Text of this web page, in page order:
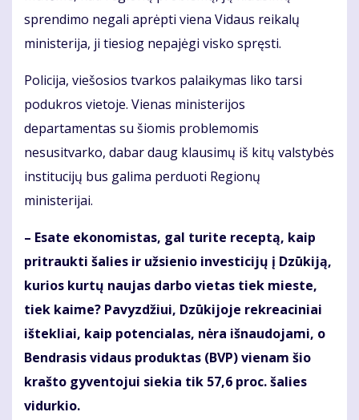
sprendimo negali aprėpti viena Vidaus reikalų
ministerija, ji tiesiog nepajėgi visko spręsti.
Policija, viešosios tvarkos palaikymas liko tarsi
podukros vietoje. Vienas ministerijos
departamentas su šiomis problemomis
nesusitvarko, dabar daug klausimų iš kitų valstybės
institucijų bus galima perduoti Regionų
ministerijai.
– Esate ekonomistas, gal turite receptą, kaip
pritraukti šalies ir užsienio investicijų į Dzūkiją,
kurios kurtų naujas darbo vietas tiek mieste,
tiek kaime? Pavyzdžiui, Dzūkijoje rekreaciniai
ištekliai, kaip potencialas, nėra išnaudojami, o
Bendrasis vidaus produktas (BVP) vienam šio
krašto gyventojui siekia tik 57,6 proc. šalies
vidurkio.